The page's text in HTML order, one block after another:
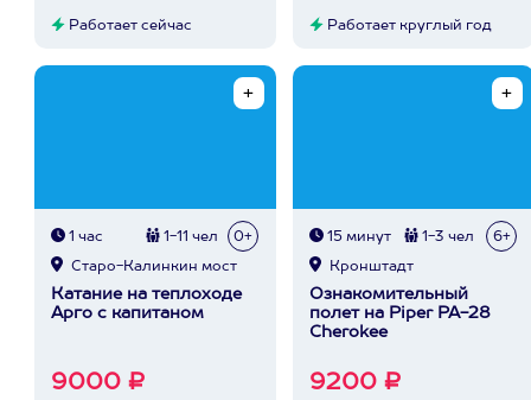
Работает сейчас Работает круглый год
1 час 1-11 чел 0+
Старо-Калинкин мост
Катание на теплоходе
Арго с капитаном
9000 ₽
15 минут 1-3 чел 6+
Кронштадт
Ознакомительный
полет на Piper PA-28
Cherokee
9200 ₽